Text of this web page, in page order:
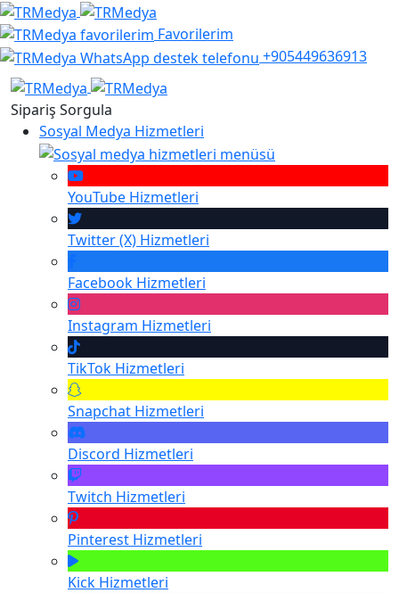
Favorilerim
+905449636913
Sipariş Sorgula
Sosyal Medya Hizmetleri
YouTube Hizmetleri
Twitter (X) Hizmetleri
Facebook Hizmetleri
Instagram Hizmetleri
TikTok Hizmetleri
Snapchat Hizmetleri
Discord Hizmetleri
Twitch Hizmetleri
Pinterest Hizmetleri
Kick Hizmetleri